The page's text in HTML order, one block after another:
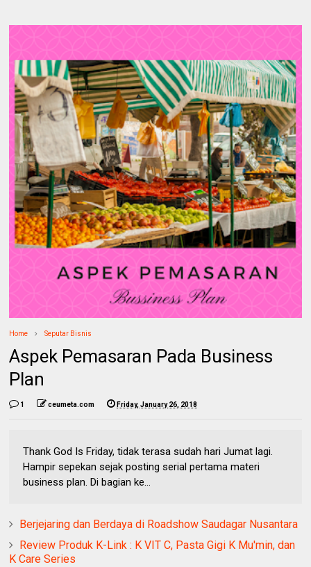
Home Seputar Bisnis
Aspek Pemasaran Pada Business
Plan
1 ceumeta.com Friday, January 26, 2018
Thank God Is Friday, tidak terasa sudah hari Jumat lagi.
Hampir sepekan sejak posting serial pertama materi
business plan. Di bagian ke...
Berjejaring dan Berdaya di Roadshow Saudagar Nusantara
Review Produk K-Link : K VIT C, Pasta Gigi K Mu'min, dan
K Care Series